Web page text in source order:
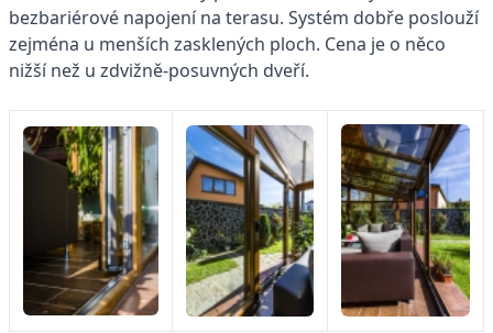
bezbariérové napojení na terasu. Systém dobře poslouží
zejména u menších zasklených ploch. Cena je o něco
nižší než u zdvižně-posuvných dveří.